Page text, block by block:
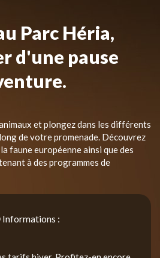
Parc Héria,
d'une pause
et plongez dans les différents
de votre promenade. Découvrez
faune européenne ainsi que des
à des programmes de
Informations :